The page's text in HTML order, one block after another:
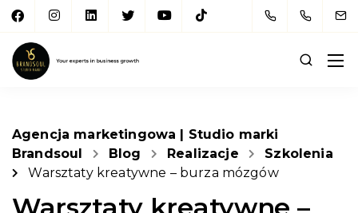
Agencja marketingowa | Studio marki
Brandsoul
Blog Realizacje
Szkolenia
Warsztaty kreatywne – burza mózgów